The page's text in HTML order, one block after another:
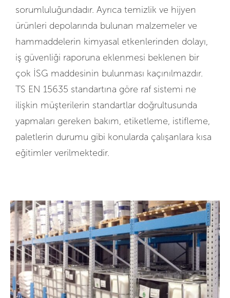
sorumluluğundadır. Ayrıca temizlik ve hijyen
ürünleri depolarında bulunan malzemeler ve
hammaddelerin kimyasal etkenlerinden dolayı,
iş güvenliği raporuna eklenmesi beklenen bir
çok İSG maddesinin bulunması kaçınılmazdır.
TS EN 15635 standartına göre raf sistemi ne
ilişkin müşterilerin standartlar doğrultusunda
yapmaları gereken bakım, etiketleme, istifleme,
paletlerin durumu gibi konularda çalışanlara kısa
eğitimler verilmektedir.